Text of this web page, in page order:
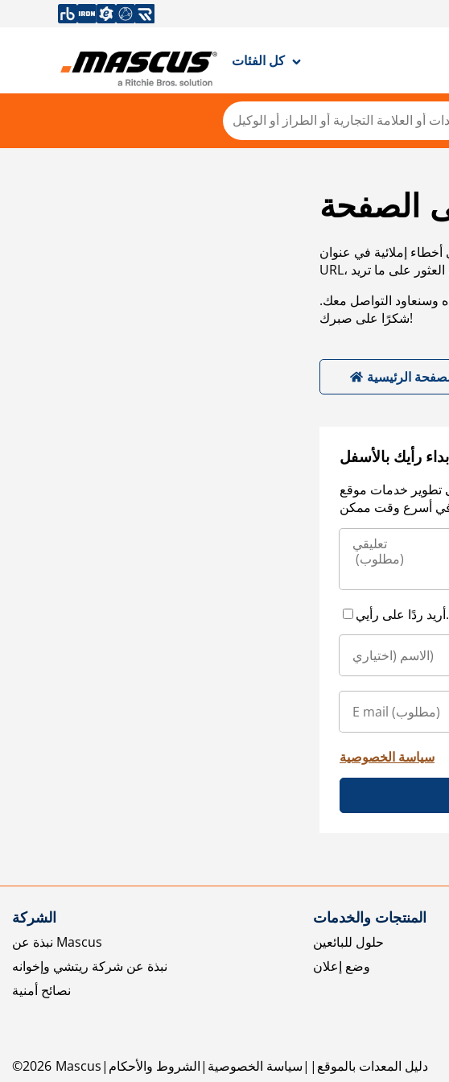
كل الفئات
الصفحة
إملائية في عنوان
وسنعاود التواصل معك.
شكرًا على صبرك!
الرئيسية
رأيك بالأسفل
تطوير خدمات موقع
أريد ردًا على رأيي.
سياسة الخصوصية
الشركة
نبذة عن Mascus
نبذة عن شركة ريتشي وإخوانه
نصائح أمنية
المنتجات والخدمات
حلول للبائعين
وضع إعلان
©2026 Mascus الشروط والأحكام سياسة الخصوصية دليل المعدات بالموقع